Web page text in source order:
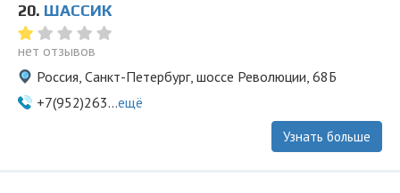
20. ШАССИК
нет отзывов
Россия, Санкт-Петербург, шоссе Революции, 68Б
+7(952)263...ещё
Узнать больше